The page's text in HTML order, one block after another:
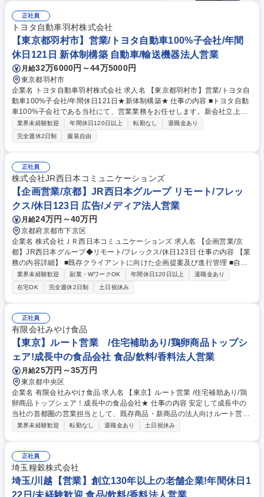
正社員
トヨタ自動車羽村株式会社
【東京都羽村市】営業/トヨタ自動車100%子会社/年間
休日121日 新体制構築 自動車/輸送機器法人営業
月給32万6000円～44万5000円
東京都羽村市
企業名 トヨタ自動車羽村株式会社 求人名 【東京都羽村市】営業/トヨタ自
動車100%子会社/年間休日121日★新体制構築★ 仕事の内容 ■トヨタ自動
車100%子会社である当社にて、営業業務をお任せします。新会社立上げ
に伴う体制強化の採用となります。将来的に組織の中核を担っていただく
想定のポジションです。 【詳細】 ■トヨタ自動車、日野自動車向けへの売
上/価格管理および収益管理 ■トヨタ自動車、日野自動車との部品/車両の
見積作成と価格交渉 募集職種 【東京都羽村市】営業/トヨタ自動車100%
子会社/年間休日121日★新体制構築★
業界未経験歓迎 年間休日120日以上 転勤なし
退職金あり
完全週休2日制
服装自由
正社員
株式会社JR西日本コミュニケーションズ
【企画営業/京都】JR西日本グループ リモート/フレッ
クス/休日123日 広告/メディア法人営業
月給24万円～40万円
京都府京都市下京区
企業名 株式会社ＪＲ西日本コミュニケーションズ 求人名 【企画営業/京
都】JR西日本グループ◆リモート/フレックス/休日123日 仕事の内容 【業
務の内容詳細】 ■既存クライアントに向けた企画提案及び進行管理 ■自治
体および企業に向けたイベントおよび広告の企画提案、進行管理 ■自治体
のプロポーザル案件への参加や一般企業に向けた企画提案などでは、総合
広告会社の強みを活かし、WEBやマスメディア、交通広告を活用した柔軟
な提案が可能です ■イベント実施時は土日祝の立ち会いもあります（平日
に代休を取得していただきます） 募集職種 【企画営業/京都】JR西日本グ
ループ◆リモート/フレックス/休日123日
業界未経験歓迎 副業・WワークOK 年間休日120日以上
退職金あり
在宅OK
完全週休2日制 土日祝休み
正社員
有限会社みやけ食品
【東京】ルート営業 /住宅補助あり/鶏卵商品トップシ
ェア!成長中の食品会社 食品/飲料/香料法人営業
月給25万円～35万円
東京都中央区
企業名 有限会社みやけ食品 求人名 【東京】ルート営業 /住宅補助あり/鶏
卵商品トップシェア！成長中の食品会社★ 仕事の内容 安定して成長中の
当社の首都圏の営業担当として、既存商品・新商品の法人向けルート営業
をお任せします。鶏卵の生産もグループ企業で行っているため業界トップ
ア】東京を中心とした首都圏エリア。状況に応じて出張の可能性はござい
ますが、転勤はありません。 ※仕事内容変更の範囲：変更無し 募集職種
【東京】ルート営業 /住宅補助あり/鶏卵商品トップシェア！成長中の食品
業界未経験歓迎 転勤なし 退職金あり 土日祝休み
正社員
埼玉糧穀株式会社
埼玉/川越【営業】創立130年以上の老舗企業!年間休日1
22日/未経験歓迎 食品/飲料/香料法人営業